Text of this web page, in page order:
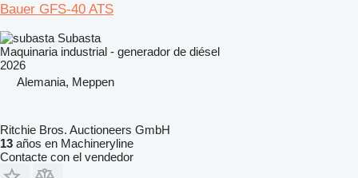
Bauer GFS-40 ATS
Subasta
Maquinaria industrial - generador de diésel
2026
Alemania, Meppen
Ritchie Bros. Auctioneers GmbH
13 años en Machineryline
Contacte con el vendedor